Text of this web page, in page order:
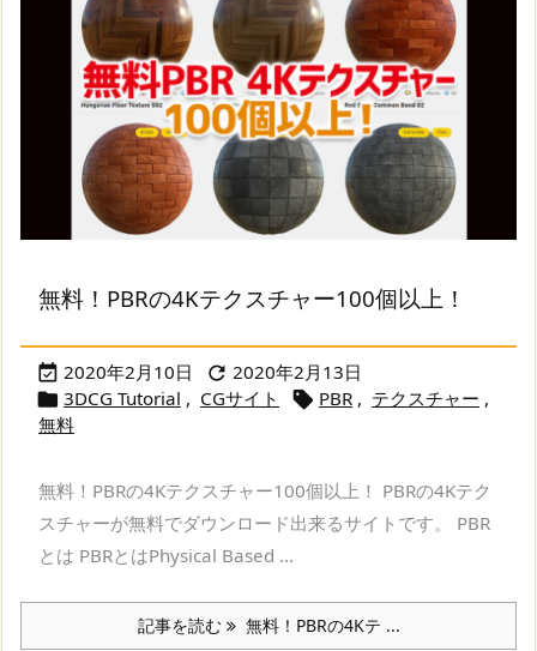
無料！PBRの4Kテクスチャー100個以上！
 2020年2月10日  2020年2月13日
 3DCG Tutorial , CGサイト  PBR , テクスチャー ,
無料
無料！PBRの4Kテクスチャー100個以上！ PBRの4Kテク
スチャーが無料でダウンロード出来るサイトです。 PBR
とは PBRとはPhysical Based ...
記事を読む 無料！PBRの4Kテ ...